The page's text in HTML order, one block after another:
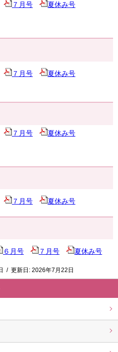
７月号 夏休み号
７月号 夏休み号
７月号 夏休み号
７月号 夏休み号
６月号 ７月号 夏休み号
/ 更新日: 2026年7月22日